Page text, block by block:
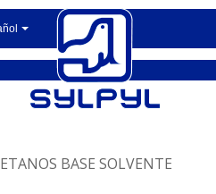
BASE SOLVENTE